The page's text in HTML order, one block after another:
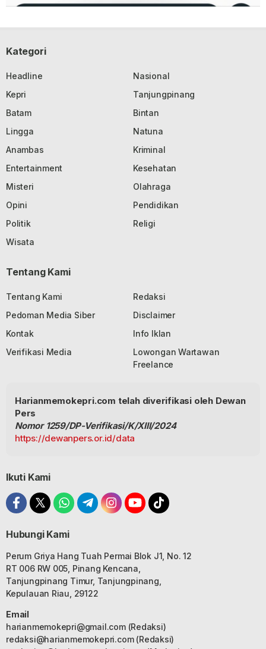
Kategori
Headline
Nasional
Kepri
Tanjungpinang
Batam
Bintan
Lingga
Natuna
Anambas
Kriminal
Entertainment
Kesehatan
Misteri
Olahraga
Opini
Pendidikan
Politik
Religi
Wisata
Tentang Kami
Tentang Kami
Redaksi
Pedoman Media Siber
Disclaimer
Kontak
Info Iklan
Verifikasi Media
Lowongan Wartawan
Freelance
Harianmemokepri.com telah diverifikasi oleh Dewan
Pers
Nomor 1259/DP-Verifikasi/K/XIII/2024
https://dewanpers.or.id/data
Ikuti Kami
Hubungi Kami
Perum Griya Hang Tuah Permai Blok J1, No. 12
RT 006 RW 005, Pinang Kencana,
Tanjungpinang Timur, Tanjungpinang,
Kepulauan Riau, 29122
Email
harianmemokepri@gmail.com(Redaksi)
redaksi@harianmemokepri.com(Redaksi)